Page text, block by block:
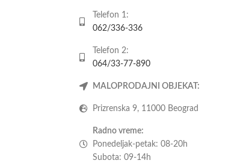
Telefon 1:
062/336-336
Telefon 2:
064/33-77-890
MALOPRODAJNI OBJEKAT:
Prizrenska 9, 11000 Beograd
Radno vreme:
Ponedeljak-petak: 08-20h
Subota: 09-14h